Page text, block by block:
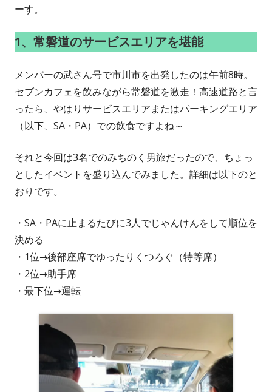
ーす。
1、常磐道のサービスエリアを堪能
メンバーの武さん号で市川市を出発したのは午前8時。
セブンカフェを飲みながら常磐道を激走！高速道路と言
ったら、やはりサービスエリアまたはパーキングエリア
（以下、SA・PA）での飲食ですよね～
それと今回は3名でのみちのく男旅だったので、ちょっ
としたイベントを盛り込んでみました。詳細は以下のと
おりです。
・SA・PAに止まるたびに3人でじゃんけんをして順位を
決める
・1位→後部座席でゆったりくつろぐ（特等席）
・2位→助手席
・最下位→運転